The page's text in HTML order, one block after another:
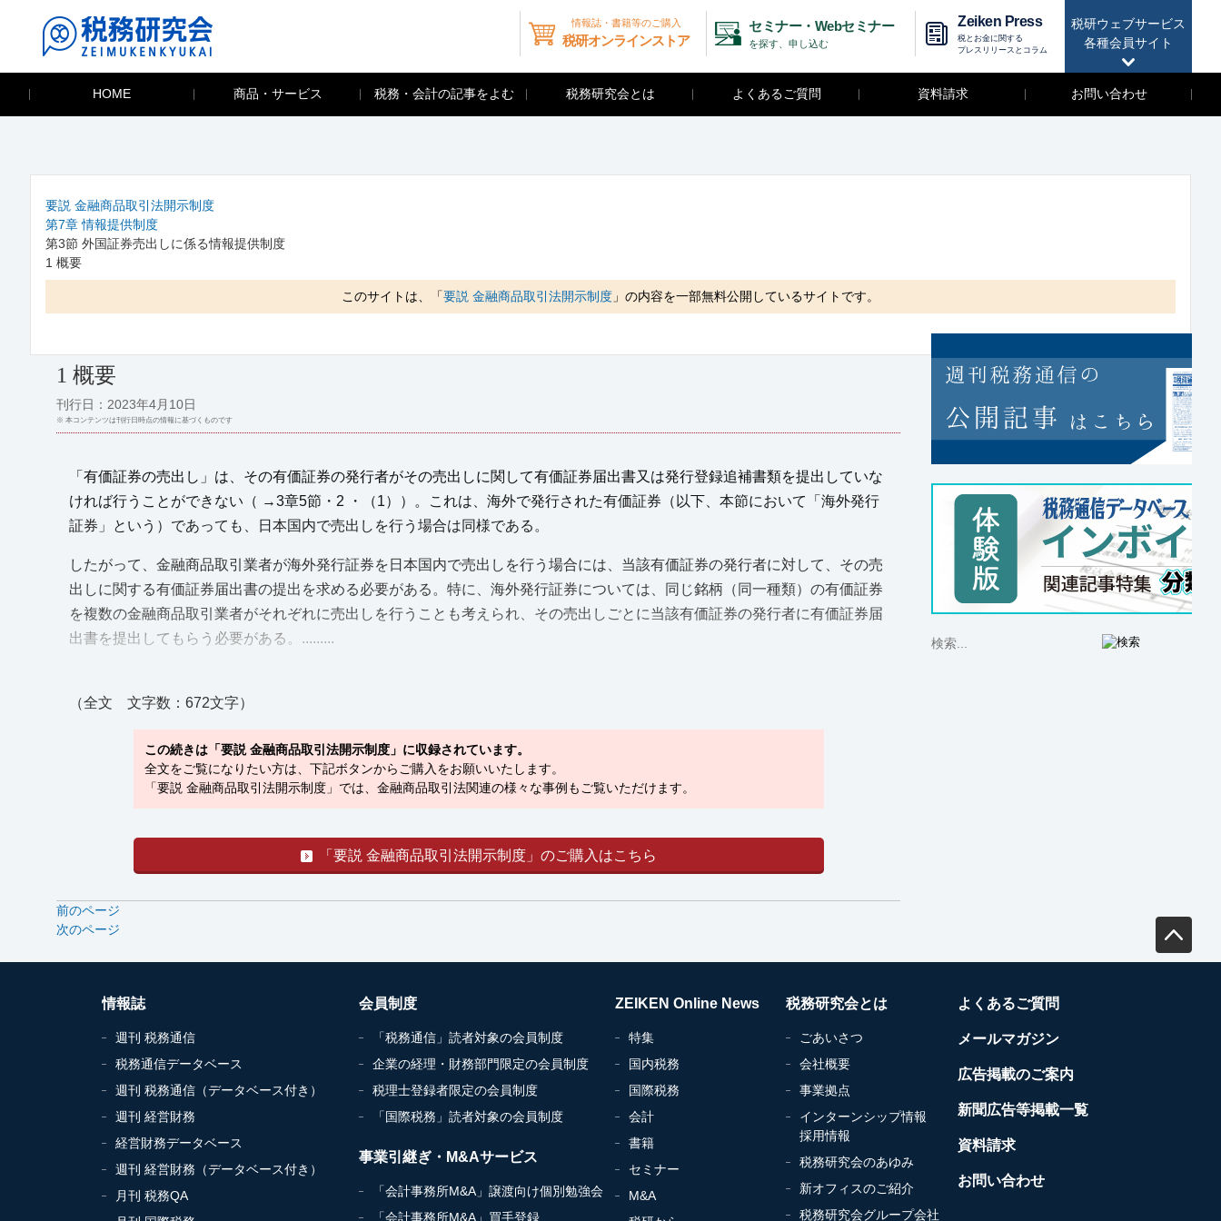
税研ウェブサービス
各種会員サイト
情報誌・書籍等のご購入
税研オンラインストア
セミナー・Webセミナー
を探す、申し込む
Zeiken Press
税とお金に関する
プレスリリースとコラム
HOME 商品・サービス 税務・会計の記事をよむ 税務研究会とは よくあるご質問 資料請求 お問い合わせ
要説 金融商品取引法開示制度
第7章 情報提供制度
第3節 外国証券売出しに係る情報提供制度
1 概要
このサイトは、「要説 金融商品取引法開示制度 」の内容を一部無料公開しているサイトです。
1 概要
刊行日：2023年4月10日
※ 本コンテンツは刊行日時点の情報に基づくものです
「有価証券の売出し」は、その有価証券の発行者がその売出しに関して有価証券届出書又は発行登録追補書類を提出していな
ければ行うことができない（ →3章5節・2 ・（1））。これは、海外で発行された有価証券（以下、本節において「海外発行
証券」という）であっても、日本国内で売出しを行う場合は同様である。
したがって、金融商品取引業者が海外発行証券を日本国内で売出しを行う場合には、当該有価証券の発行者に対して、その売
出しに関する有価証券届出書の提出を求める必要がある。特に、海外発行証券については、同じ銘柄（同一種類）の有価証券
を複数の金融商品取引業者がそれぞれに売出しを行うことも考えられ、その売出しごとに当該有価証券の発行者に有価証券届
出書を提出してもらう必要がある。.........
（全文 文字数：672文字）
この続きは「要説 金融商品取引法開示制度」に収録されています。
全文をご覧になりたい方は、下記ボタンからご購入をお願いいたします。
「要説 金融商品取引法開示制度」では、金融商品取引法関連の様々な事例もご覧いただけます。
「要説 金融商品取引法開示制度」のご購入はこちら
前のページ
次のページ
情報誌
週刊 税務通信
税務通信データベース
週刊 税務通信（データベース付き）
週刊 経営財務
経営財務データベース
週刊 経営財務（データベース付き）
月刊 税務QA
会員制度
「税務通信」読者対象の会員制度
企業の経理・財務部門限定の会員制度
税理士登録者限定の会員制度
「国際税務」読者対象の会員制度
事業引継ぎ・M&Aサービス
「会計事務所M&A」譲渡向け個別勉強会
「会計事務所M&A」買手登録
ZEIKEN Online News
特集
国内税務
国際税務
会計
書籍
セミナー
M&A
税務研究会とは
ごあいさつ
会社概要
事業拠点
インターンシップ情報
採用情報
税務研究会のあゆみ
新オフィスのご紹介
税務研究会グループ会社
よくあるご質問
メールマガジン
広告掲載のご案内
新聞広告等掲載一覧
資料請求
お問い合わせ